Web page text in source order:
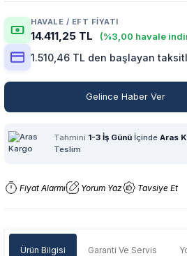
HAVALE / EFT FIYATI
14.411,25 TL (%3,00 havale
1.510,46 TL den başlayan
Gelince Haber Ver
Tahmini 1-3 İş Günü İçinde Aras
Teslim
Fiyat Alarmı Yorum Yaz Tavsiye Et
Ürün Bilgisi Garanti Ve Servis